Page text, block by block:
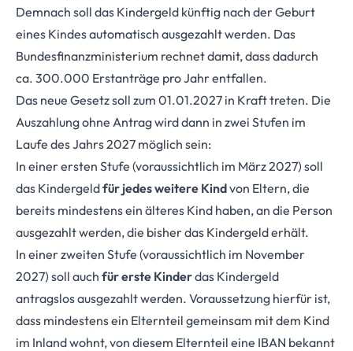
Demnach soll das Kindergeld künftig nach der Geburt
eines Kindes automatisch ausgezahlt werden. Das
Bundesfinanzministerium rechnet damit, dass dadurch
ca. 300.000 Erstanträge pro Jahr entfallen.
Das neue Gesetz soll zum 01.01.2027 in Kraft treten. Die
Auszahlung ohne Antrag wird dann in zwei Stufen im
Laufe des Jahrs 2027 möglich sein:
In einer ersten Stufe (voraussichtlich im März 2027) soll
das Kindergeldfür jedes weitere Kindvon Eltern, die
bereits mindestens ein älteres Kind haben, an die Person
ausgezahlt werden, die bisher das Kindergeld erhält.
In einer zweiten Stufe (voraussichtlich im November
2027) soll auch für erste Kinderdas Kindergeld
antragslos ausgezahlt werden. Voraussetzung hierfür ist,
dass mindestens ein Elternteil gemeinsam mit dem Kind
im Inland wohnt, von diesem Elternteil eine IBAN bekannt